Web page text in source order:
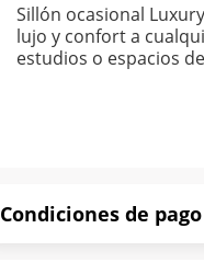
Sillón ocasional
lujo y confort a
estudios o espacios
Condiciones de